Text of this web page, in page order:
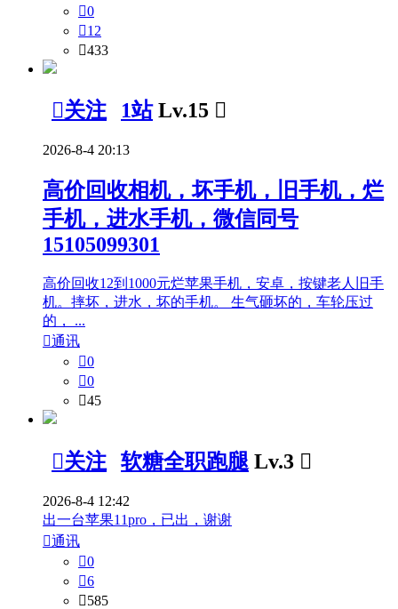
0
12
433
关注 1站 Lv.15 
2026-8-4 20:13
高价回收相机，坏手机，旧手机，烂
手机，进水手机，微信同号
15105099301
高价回收12到1000元烂苹果手机，安卓，按键老人旧手
机。摔坏，进水，坏的手机。 生气砸坏的，车轮压过
的， ...
通讯
0
0
45
关注 软糖全职跑腿 Lv.3 
2026-8-4 12:42
出一台苹果11pro，已出，谢谢
通讯
0
6
585